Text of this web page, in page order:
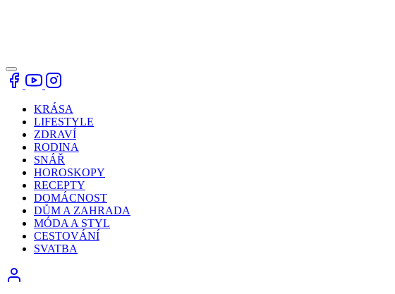
KRÁSA
LIFESTYLE
ZDRAVÍ
RODINA
SNÁŘ
HOROSKOPY
RECEPTY
DOMÁCNOST
DŮM A ZAHRADA
MÓDA A STYL
CESTOVÁNÍ
SVATBA